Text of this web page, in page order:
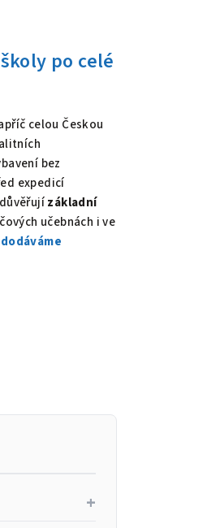
po celé
celou Českou
bez
expedicí
základní
učebnách i ve
+